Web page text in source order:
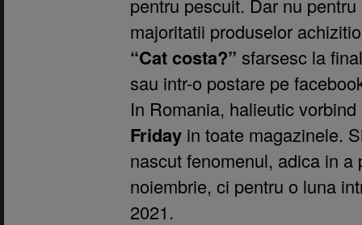
pentru pescuit. Dar nu
majoritatii produselor
“Cat costa?” sfarsesc la
sau intr-o postare pe
In Romania, halieutic
Friday in toate magazinele.
nascut fenomenul, adica in
noiembrie, ci pentru o luna
2021.